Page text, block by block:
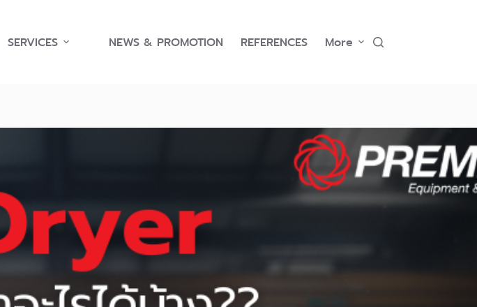
SERVICES NEWS & PROMOTION REFERENCES More